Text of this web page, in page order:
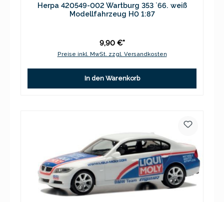
Herpa 420549-002 Wartburg 353 `66. weiß
Modellfahrzeug H0 1:87
9,90 €*
Preise inkl. MwSt. zzgl. Versandkosten
In den Warenkorb